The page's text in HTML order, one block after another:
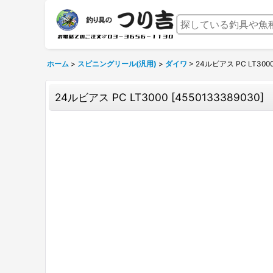
ホーム > スピニングリール(汎用) > ダイワ > 24ルビアス PC
24ルビアス PC LT3000 [4550133389030]